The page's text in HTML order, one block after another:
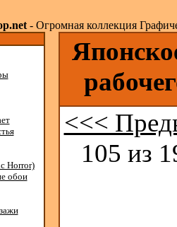
- Огромная коллекция
Horror)
обои
<<<
105 из